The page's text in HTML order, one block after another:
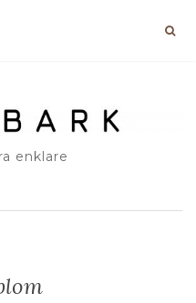
enklare